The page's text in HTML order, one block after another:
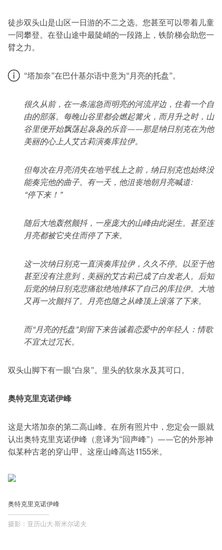
徒步双头山是山区一日游的不二之选。您甚至可以带着儿童
一同攀登。在登山途中最陡峭的一段路上，铁阶梯会助您一
臂之力。
“塔加奈”在巴什基尔语中意为“月亮的托盘”。
很久从前，在一条湍急而明亮的河流岸边，住着一个自
由的部落。每晚山谷里都会燃起篝火，而月升之时，山
谷里便开始飘荡起袅袅的乐音——那是纳日别克在为他
美丽的心上人艾古莉演奏库拉伊。
但每次在月亮消失在地平线上之前，纳日别克也始终没
能奏完他的曲子。有一天，他沮丧地朝月亮喊道:
“停下来！”
随后大地轰然颤抖，一座庞大的山峰由此诞生。甚至连
月亮都被它夹住而停了下来。
这一次纳日别克一直演奏库拉伊，久久不停。以至于他
甚至没有注意到，美丽的艾古莉已成了白发老人。后知
后觉的纳日别克悲痛欲绝地摔坏了自己的库拉伊。大地
又再一次颤抖了。月亮也随之从峰顶上滚落了下来。
而“月亮的托盘”则留下来告诫着恋爱中的年轻人：情歌
不宜太过冗长。
双头山脚下有一眼“白泉”。里头的软泉水及其可口。
奥特克里克诺伊峰
这是大塔加奈的第二高山峰。在所有照片中，您定会一眼就
认出奥特克里克诺伊峰（意译为“回声峰”）——它的外形神
似某种古老的穿山甲。这座山峰高达1155米。
奥特克里克诺伊峰
摄影：亚历山大·斯米尔诺夫